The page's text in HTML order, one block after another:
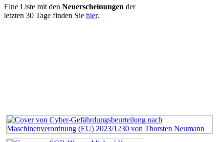
Eine Liste mit den Neuerscheinungen der
letzten 30 Tage finden Sie hier.